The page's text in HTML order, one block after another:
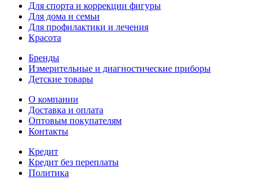
Для спорта и коррекции фигуры
Для дома и семьи
Для профилактики и лечения
Красота
Бренды
Измерительные и диагностические приборы
Детские товары
О компании
Доставка и оплата
Оптовым покупателям
Контакты
Кредит
Кредит без переплаты
Политика